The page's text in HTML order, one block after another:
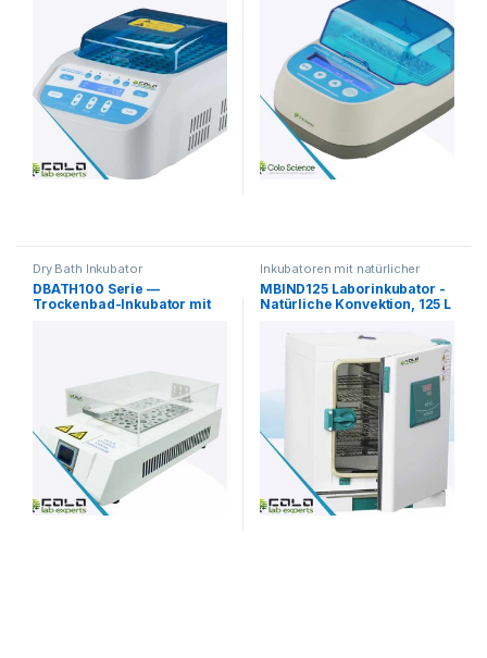
Dry Bath Inkubator
DBATH100 Serie —
Trockenbad-Inkubator mit
Inkubatoren mit natürlicher
MBIND125 Laborinkubator -
Natürliche Konvektion, 125 L